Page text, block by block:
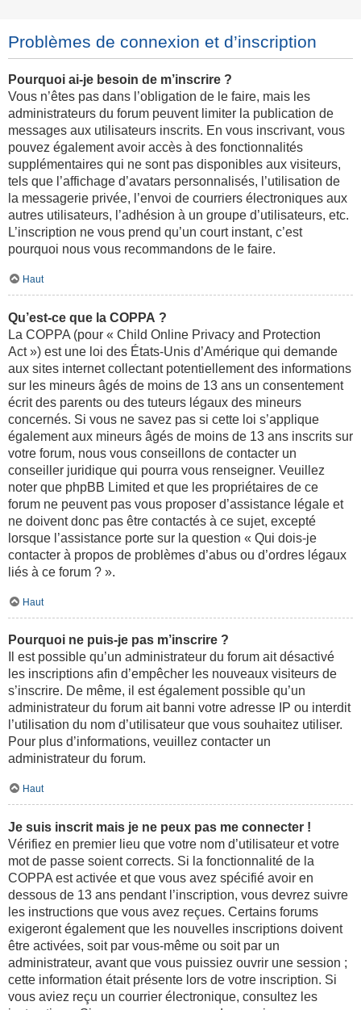
Problèmes de connexion et d’inscription
Pourquoi ai-je besoin de m’inscrire ?
Vous n’êtes pas dans l’obligation de le faire, mais les
administrateurs du forum peuvent limiter la publication de
messages aux utilisateurs inscrits. En vous inscrivant, vous
pouvez également avoir accès à des fonctionnalités
supplémentaires qui ne sont pas disponibles aux visiteurs,
tels que l’affichage d’avatars personnalisés, l’utilisation de
la messagerie privée, l’envoi de courriers électroniques aux
autres utilisateurs, l’adhésion à un groupe d’utilisateurs, etc.
L’inscription ne vous prend qu’un court instant, c’est
pourquoi nous vous recommandons de le faire.
Haut
Qu’est-ce que la COPPA ?
La COPPA (pour « Child Online Privacy and Protection
Act ») est une loi des États-Unis d’Amérique qui demande
aux sites internet collectant potentiellement des informations
sur les mineurs âgés de moins de 13 ans un consentement
écrit des parents ou des tuteurs légaux des mineurs
concernés. Si vous ne savez pas si cette loi s’applique
également aux mineurs âgés de moins de 13 ans inscrits sur
votre forum, nous vous conseillons de contacter un
conseiller juridique qui pourra vous renseigner. Veuillez
noter que phpBB Limited et que les propriétaires de ce
forum ne peuvent pas vous proposer d’assistance légale et
ne doivent donc pas être contactés à ce sujet, excepté
lorsque l’assistance porte sur la question « Qui dois-je
contacter à propos de problèmes d’abus ou d’ordres légaux
liés à ce forum ? ».
Haut
Pourquoi ne puis-je pas m’inscrire ?
Il est possible qu’un administrateur du forum ait désactivé
les inscriptions afin d’empêcher les nouveaux visiteurs de
s’inscrire. De même, il est également possible qu’un
administrateur du forum ait banni votre adresse IP ou interdit
l’utilisation du nom d’utilisateur que vous souhaitez utiliser.
Pour plus d’informations, veuillez contacter un
administrateur du forum.
Haut
Je suis inscrit mais je ne peux pas me connecter !
Vérifiez en premier lieu que votre nom d’utilisateur et votre
mot de passe soient corrects. Si la fonctionnalité de la
COPPA est activée et que vous avez spécifié avoir en
dessous de 13 ans pendant l’inscription, vous devrez suivre
les instructions que vous avez reçues. Certains forums
exigeront également que les nouvelles inscriptions doivent
être activées, soit par vous-même ou soit par un
administrateur, avant que vous puissiez ouvrir une session ;
cette information était présente lors de votre inscription. Si
vous aviez reçu un courrier électronique, consultez les